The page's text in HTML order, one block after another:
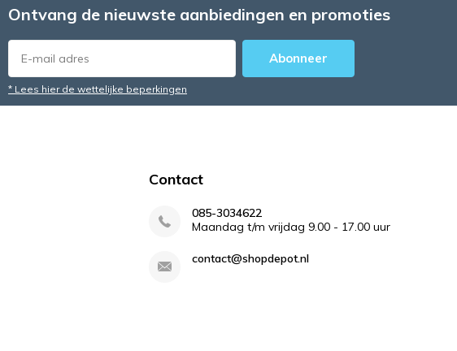
Ontvang de nieuwste aanbiedingen en promoties
Abonneer
* Lees hier de wettelijke beperkingen
Contact
085-3034622
Maandag t/m vrijdag 9.00 - 17.00 uur
contact@shopdepot.nl